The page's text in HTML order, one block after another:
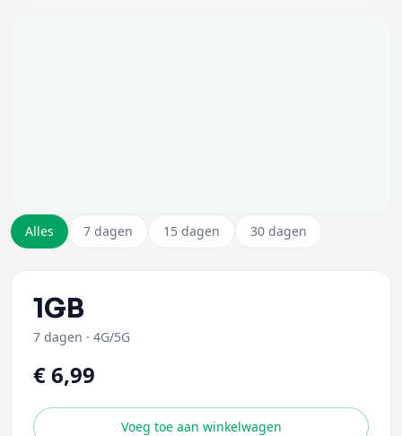
Alles 7 dagen 15 dagen 30 dagen
1GB
7 dagen · 4G/5G
€ 6,99
Voeg toe aan winkelwagen